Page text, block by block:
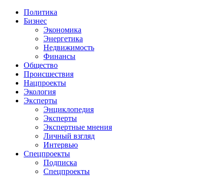
Политика
Бизнес
Экономика
Энергетика
Недвижимость
Финансы
Общество
Происшествия
Нацпроекты
Экология
Эксперты
Энциклопедия
Эксперты
Экспертные мнения
Личный взгляд
Интервью
Спецпроекты
Подписка
Спецпроекты